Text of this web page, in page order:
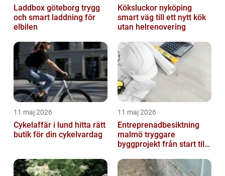
Laddbox göteborg trygg
och smart laddning för
elbilen
Köksluckor nyköping
smart väg till ett nytt kök
utan helrenovering
11 maj 2026
Cykelaffär i lund hitta rätt
butik för din cykelvardag
11 maj 2026
Entreprenadbesiktning
malmö tryggare
byggprojekt från start till